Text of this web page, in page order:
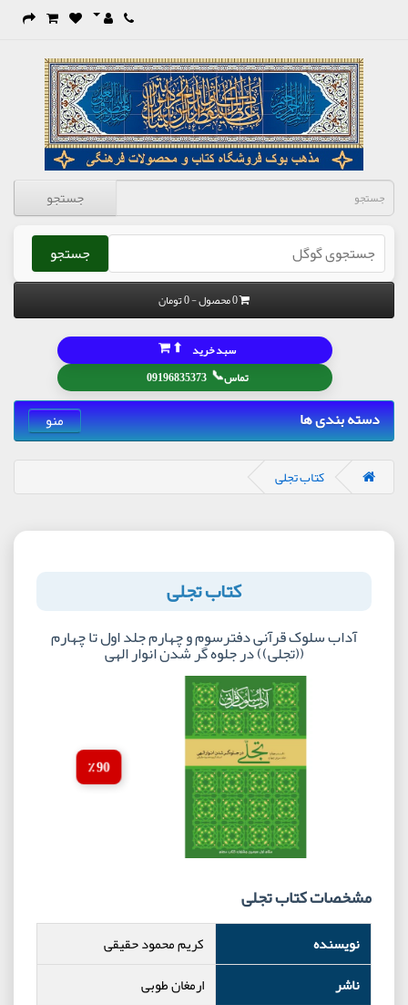
جستجو
جستجو
0 محصول - 0 تومان
تماس📞
09196835373
سبد خرید ⬆
دسته بندی ها منو
کتاب تجلی
کتاب تجلی
آداب سلوک قرآنی دفترسوم و چهارم جلد اول تا چهارم
((تجلی)) در جلوه گر شدن انوار الهی
90 ٪
مشخصات کتاب تجلی
نویسنده
کریم محمود حقیقی
ناشر
ارمغان طوبی